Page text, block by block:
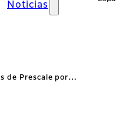
Noticias
de Prescale por…